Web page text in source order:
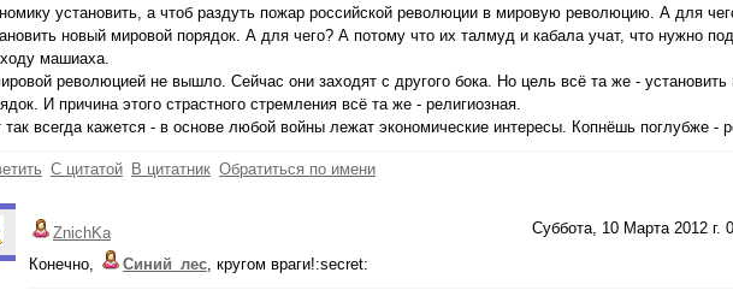
установить, а чтоб раздуть пожар российской революции в мировую революцию. А для
новый мировой порядок. А для чего? А потому что их талмуд и кабала учат, что нужно
машиаха.
революцией не вышло. Сейчас они заходят с другого бока. Но цель всё та же -
И причина этого страстного стремления всё та же - религиозная.
так всегда кажется - в основе любой войны лежат экономические интересы. Копнёшь поглубже -
С цитатой В цитатник Обратиться по имени
Суббота, 10 Марта 2012 г.
ZnichKa
Конечно,
Синий_лес, кругом враги!:secret: